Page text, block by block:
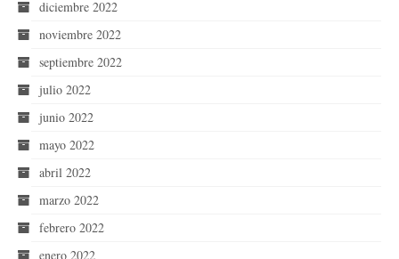
diciembre 2022
noviembre 2022
septiembre 2022
julio 2022
junio 2022
mayo 2022
abril 2022
marzo 2022
febrero 2022
enero 2022